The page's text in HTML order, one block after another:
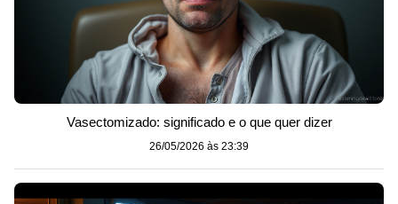
Vasectomizado: significado e o que quer dizer
26/05/2026 às 23:39